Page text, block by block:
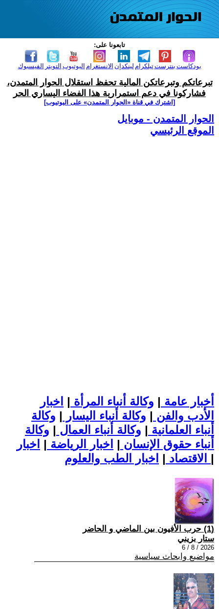
تابعونا على:
الفيسبوك التويتر اليوتيوب الانستغرام لينكدإن تيلكرامبنترست بودكاست
تبرعاتكم وتبرعاتكن المالية تحفظ استقلال الحوار المتمدن،
فشاركونا في دعم استمرارية هذا الفضاء اليساري الحر
[اشترك في قناة ‫«الحوار المتمدن» على اليوتيوب]
الحوار المتمدن - موبايل
الموقع الرئيسي
أخبار عامة | وكالة أنباء المرأة | اخبار
الأدب والفن | وكالة أنباء اليسار | وكالة
أنباء العلمانية | وكالة أنباء العمال | وكالة
أنباء حقوق الإنسان | اخبار الرياضة | اخبار
الاقتصاد | |
(1) حرب الأفيون بين الماضي و الحاضر
ستار بزيني
2026 / 8 / 6
مواضيع وابحاث سياسية